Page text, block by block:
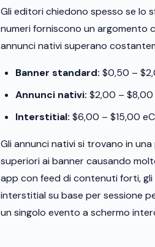
Gli editori chiedono spesso se lo
numeri forniscono un argomento
annunci nativi superano
Banner standard: $0,50 –
Annunci nativi: $2,00 – $8,00
Interstitial: $6,00 – $15,00
Gli annunci nativi si trovano in
superiori ai banner causando
app con feed di contenuti forti, gli
interstitial su base per sessione
un singolo evento a schermo